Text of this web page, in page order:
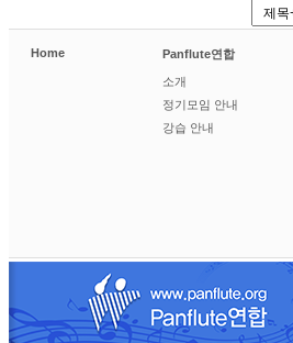
Home Panflute연합
소개
정기모임 안내
강습 안내